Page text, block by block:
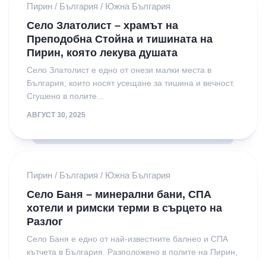
Пирин / България / Южна България
Село Златолист – храмът на
Преподобна Стойна и тишината на
Пирин, която лекува душата
Село Златолист е едно от онези малки места в
България, които носят усещане за тишина и вечност.
Сгушено в полите...
АВГУСТ 30, 2025
Пирин / България / Южна България
Село Баня – минерални бани, СПА
хотели и римски терми в сърцето на
Разлог
Село Баня е едно от най-известните балнео и СПА
кътчета в България. Разположено в полите на Пирин,